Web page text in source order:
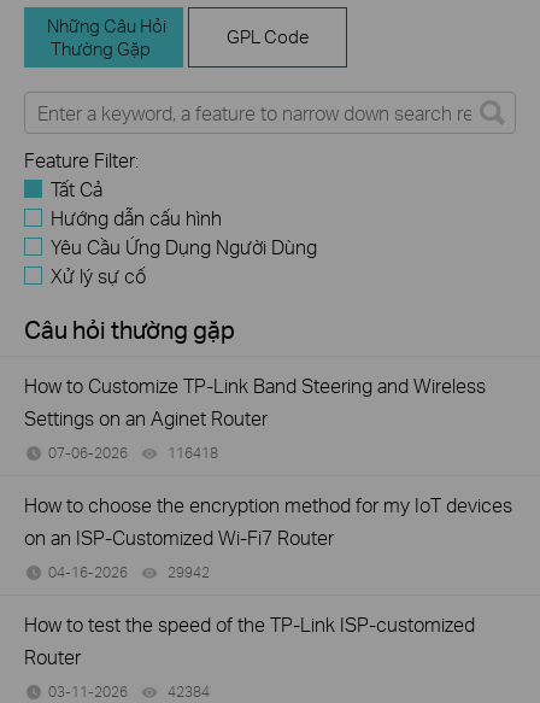
Những Câu Hỏi
Thường Gặp
GPL Code
Feature Filter:
Tất Cả
Hướng dẫn cấu hình
Yêu Cầu Ứng Dụng Người Dùng
Xử lý sự cố
Câu hỏi thường gặp
How to Customize TP-Link Band Steering and Wireless
Settings on an Aginet Router
07-06-2026 116418
How to choose the encryption method for my IoT devices
on an ISP-Customized Wi-Fi7 Router
04-16-2026 29942
How to test the speed of the TP-Link ISP-customized
Router
03-11-2026 42384